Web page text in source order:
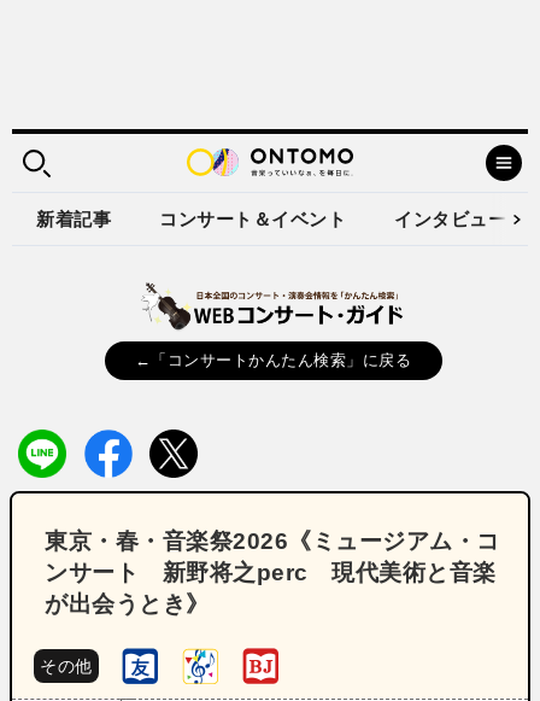
新着記事 コンサート＆イベント インタビュー
←「コンサートかんたん検索」に戻る
東京・春・音楽祭2026《ミュージアム・コ
ンサート 新野将之perc 現代美術と音楽
が出会うとき》
その他